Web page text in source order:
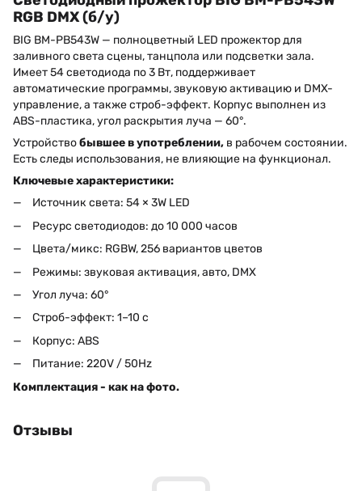
RGB DMX (б/у)
BIG BM-PB543W — полноцветный LED прожектор для
заливного света сцены, танцпола или подсветки зала.
Имеет 54 светодиода по 3 Вт, поддерживает
автоматические программы, звуковую активацию и DMX-
управление, а также строб-эффект. Корпус выполнен из
ABS-пластика, угол раскрытия луча — 60°.
Устройствобывшее в употреблении, в рабочем состоянии.
Есть следы использования, не влияющие на функционал.
Ключевые характеристики:
Источник света: 54 × 3W LED
Ресурс светодиодов: до 10 000 часов
Цвета/микс: RGBW, 256 вариантов цветов
Режимы: звуковая активация, авто, DMX
Угол луча: 60°
Строб-эффект: 1–10 с
Корпус: ABS
Питание: 220V / 50Hz
Комплектация - как на фото.
Отзывы